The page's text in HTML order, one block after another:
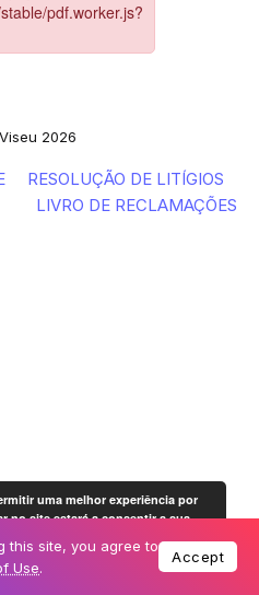
2026
RESOLUÇÃO DE LITÍGIOS
LIVRO DE RECLAMAÇÕES
this site, you agree to
Use.
Accept
uma melhor experiência por
no site estará a consentir a sua
OK